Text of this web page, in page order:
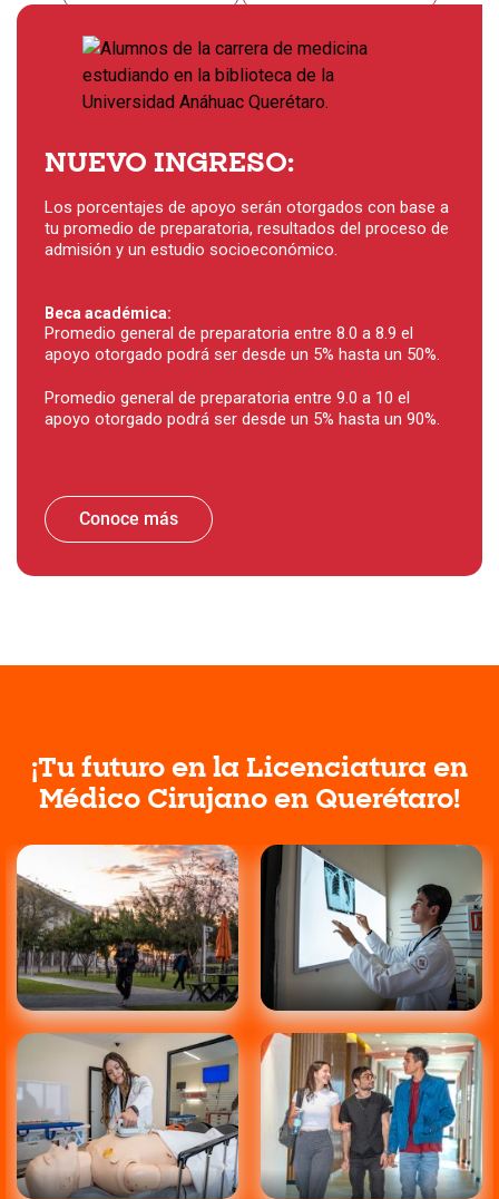
NUEVO INGRESO:
Los porcentajes de apoyo serán otorgados con base a
tu promedio de preparatoria, resultados del proceso de
admisión y un estudio socioeconómico.
Beca académica:
Promedio general de preparatoria entre 8.0 a 8.9 el
apoyo otorgado podrá ser desde un 5% hasta un 50%.
Promedio general de preparatoria entre 9.0 a 10 el
apoyo otorgado podrá ser desde un 5% hasta un 90%.
Conoce más
¡Tu futuro en la Licenciatura en
Médico Cirujano en Querétaro!